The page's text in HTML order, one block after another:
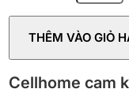
240
lít
RT310WE-
THÊM VÀO GIỎ
Cellhome cam